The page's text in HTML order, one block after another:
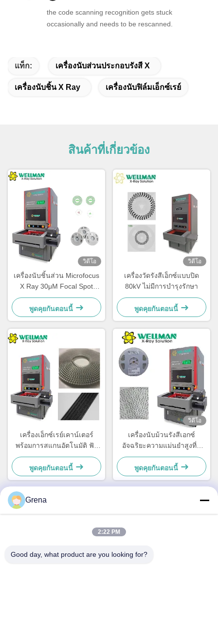
the code scanning recognition gets stuck
occasionally and needs to be rescanned.
แท็ก: เครื่องนับส่วนประกอบรังสี X
เครื่องนับชิ้น X Ray เครื่องนับฟิล์มเอ็กซ์เรย์
สินค้าที่เกี่ยวข้อง
วิดีโอ
เครื่องนับชิ้นส่วน Microfocus
X Ray 30μM Focal Spot
80kV 17" FPD
พูดคุยกันตอนนี้
วิดีโอ
เครื่องวัดรังสีเอ็กซ์แบบปิด
80kV ไม่มีการบํารุงรักษา
พูดคุยกันตอนนี้
เครื่องเอ็กซ์เรย์เคาน์เตอร์
พร้อมการสแกนอัตโนมัติ ฟัง
ก์ชั่นการพิมพ์ฉลาก และเชื่อม
ต่อกับระบบ
พูดคุยกันตอนนี้
วิดีโอ
เครื่องนับม้วนรังสีเอกซ์
อัจฉริยะความแม่นยำสูงที่มี
การรั่วไหลเป็นศูนย์พร้อมท่อ
ชนิดปิด
พูดคุยกันตอนนี้
5F,B3, โรงงานอุตสาหกรรม Anda Electronics, ชุมชน Heping,
Grena
2:22 PM
Good day, what product are you looking for?